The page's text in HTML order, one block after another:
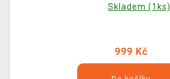
Skladem (1ks)
999 Kč